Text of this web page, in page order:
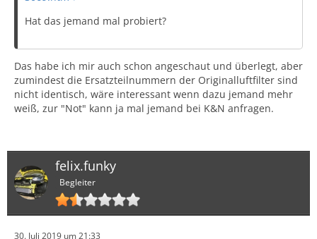
Hat das jemand mal probiert?
Das habe ich mir auch schon angeschaut und überlegt, aber
zumindest die Ersatzteilnummern der Originalluftfilter sind
nicht identisch, wäre interessant wenn dazu jemand mehr
weiß, zur "Not" kann ja mal jemand bei K&N anfragen.
felix.funky
Begleiter
30. Juli 2019 um 21:33